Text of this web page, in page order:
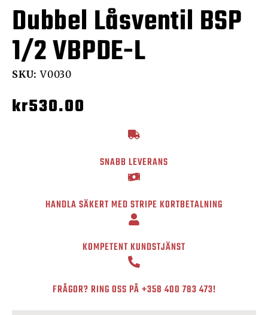
Dubbel Låsventil BSP
1/2 VBPDE-L
SKU:V0030
kr530.00
SNABB LEVERANS
HANDLA SÄKERT MED STRIPE KORTBETALNING
KOMPETENT KUNDSTJÄNST
FRÅGOR? RING OSS PÅ+358 400 783 473!